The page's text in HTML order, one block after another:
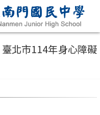
臺北市114年身心障礙